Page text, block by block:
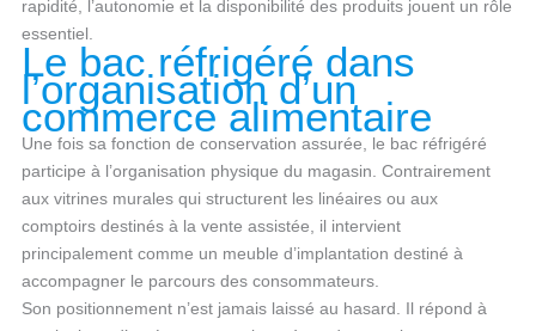
rapidité, l’autonomie et la disponibilité des produits jouent un rôle
essentiel.
Le bac réfrigéré dans
l’organisation d’un
commerce alimentaire
Une fois sa fonction de conservation assurée, le bac réfrigéré
participe à l’organisation physique du magasin. Contrairement
aux vitrines murales qui structurent les linéaires ou aux
comptoirs destinés à la vente assistée, il intervient
principalement comme un meuble d’implantation destiné à
accompagner le parcours des consommateurs.
Son positionnement n’est jamais laissé au hasard. Il répond à